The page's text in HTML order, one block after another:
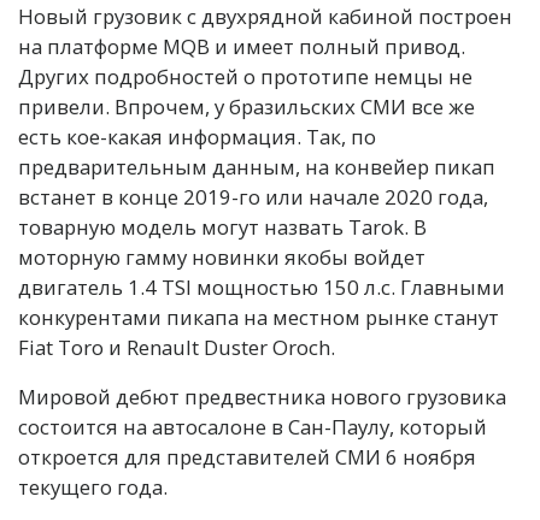
Новый грузовик с двухрядной кабиной построен
на платформе MQB и имеет полный привод.
Других подробностей о прототипе немцы не
привели. Впрочем, у бразильских СМИ все же
есть кое-какая информация. Так, по
предварительным данным, на конвейер пикап
встанет в конце 2019-го или начале 2020 года,
товарную модель могут назвать Tarok. В
моторную гамму новинки якобы войдет
двигатель 1.4 TSI мощностью 150 л.с. Главными
конкурентами пикапа на местном рынке станут
Fiat Toro и Renault Duster Oroch.
Мировой дебют предвестника нового грузовика
состоится на автосалоне в Сан-Паулу, который
откроется для представителей СМИ 6 ноября
текущего года.